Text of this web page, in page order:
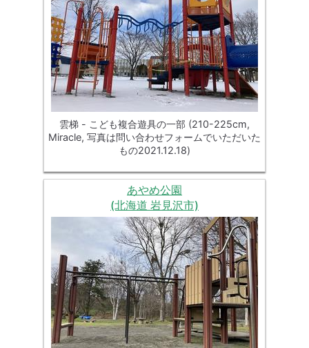
雲梯 - こども複合遊具の一部 (210-225cm,
Miracle, 写真は問い合わせフォームでいただいた
もの2021.12.18)
あやめ公園
(北海道 岩見沢市)